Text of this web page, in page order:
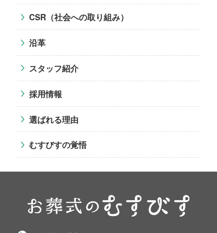
CSR（社会への取り組み）
沿革
スタッフ紹介
採用情報
選ばれる理由
むすびすの覚悟